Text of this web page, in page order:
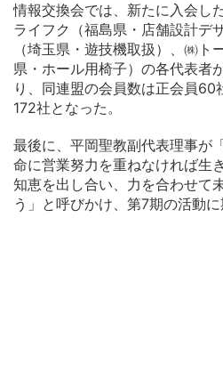
情報交換会では、新たに入会し
ライフク（福島県・店舗設計デ
（埼玉県・遊技機取扱）、㈱ト
県・ホール用椅子）の各代表者
り、同連盟の会員数は正会員60
172社となった。
最後に、平岡聖教副代表理事が
命に営業努力を重ねなければ生
知恵を出し合い、力を合わせて
う」と呼びかけ、第7期の活動に